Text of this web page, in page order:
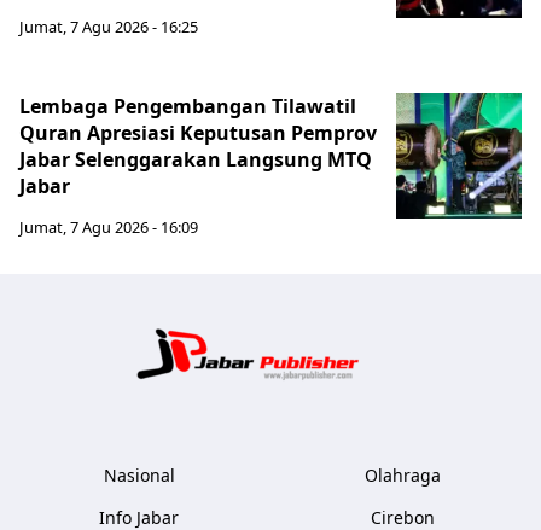
Jumat, 7 Agu 2026 - 16:25
Lembaga Pengembangan Tilawatil
Quran Apresiasi Keputusan Pemprov
Jabar Selenggarakan Langsung MTQ
Jabar
Jumat, 7 Agu 2026 - 16:09
Nasional
Info Jabar
Olahraga
Cirebon